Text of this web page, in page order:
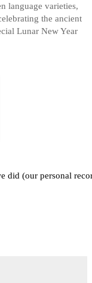
language varieties,
the ancient
Lunar New Year
did (our personal